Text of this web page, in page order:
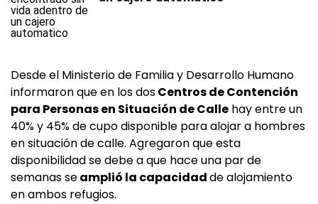
Desde el Ministerio de Familia y Desarrollo Humano
informaron que en los dosCentros de Contención
para Personas en Situación de Calle hay entre un
40% y 45% de cupo disponible para alojar a hombres
en situación de calle. Agregaron que esta
disponibilidad se debe a que hace una par de
semanas seamplió la capacidadde alojamiento
en ambos refugios.